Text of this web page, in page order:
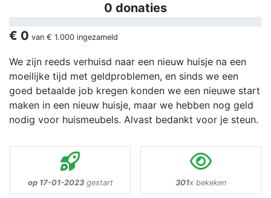
0 donaties
€ 0 van € 1.000 ingezameld
We zijn reeds verhuisd naar een nieuw huisje na een
moeilijke tijd met geldproblemen, en sinds we een
goed betaalde job kregen konden we een nieuwe start
maken in een nieuw huisje, maar we hebben nog geld
nodig voor huismeubels. Alvast bedankt voor je steun.
op 17-01-2023gestart 301x bekeken